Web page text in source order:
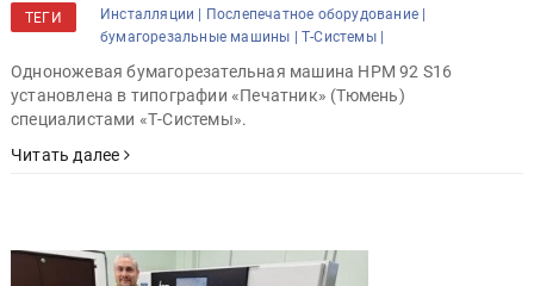
ТЕГИ Инсталляции |
Послепечатное оборудование |
бумагорезальные машины |
Т-Системы |
Одноножевая бумагорезательная машина HPM 92 S16
установлена в типографии «Печатник» (Тюмень)
специалистами «Т-Системы».
Читать далее